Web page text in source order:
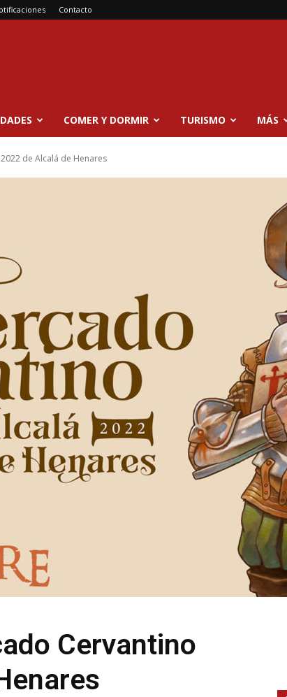
Contacto
COMER Y DORMIR TURISMO MÁS
de Alcalá de Henares
Cervantino